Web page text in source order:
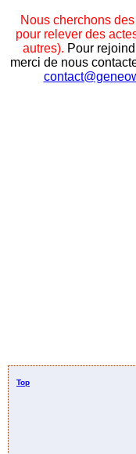
Nous cherchons
pour relever des
autres). Pour
merci de nous
Top